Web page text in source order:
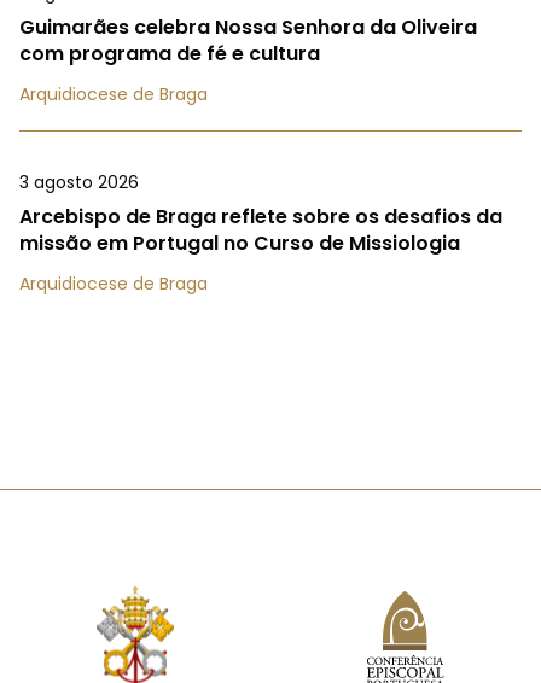
Guimarães celebra Nossa Senhora da Oliveira
com programa de fé e cultura
Arquidiocese de Braga
3 agosto 2026
Arcebispo de Braga reflete sobre os desafios da
missão em Portugal no Curso de Missiologia
Arquidiocese de Braga